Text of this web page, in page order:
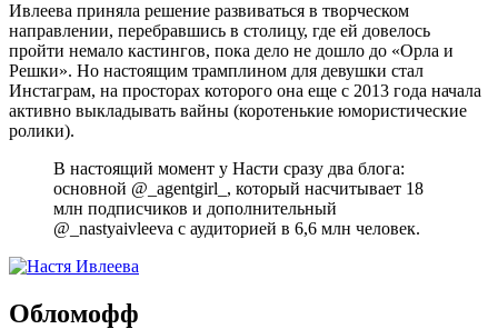
Ивлеева приняла решение развиваться в творческом
направлении, перебравшись в столицу, где ей довелось
пройти немало кастингов, пока дело не дошло до «Орла и
Решки». Но настоящим трамплином для девушки стал
Инстаграм, на просторах которого она еще с 2013 года начала
активно выкладывать вайны (коротенькие юмористические
ролики).
В настоящий момент у Насти сразу два блога:
основной @_agentgirl_, который насчитывает 18
млн подписчиков и дополнительный
@_nastyaivleeva с аудиторией в 6,6 млн человек.
Обломофф